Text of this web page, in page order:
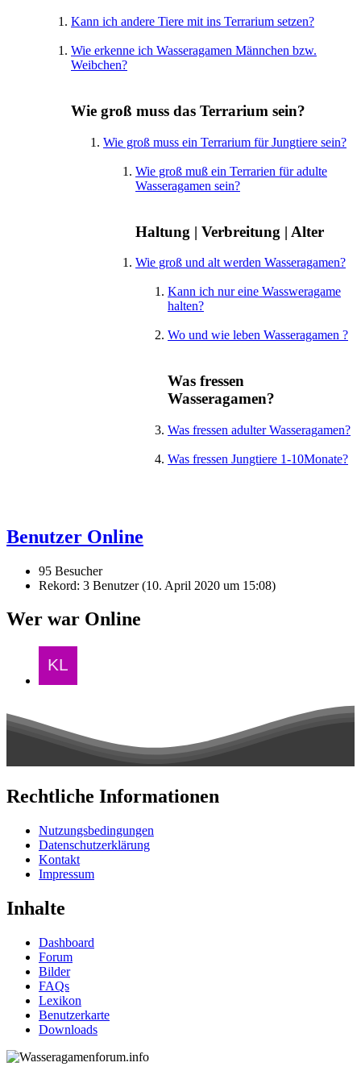
Kann ich andere Tiere mit ins Terrarium setzen?
Wie erkenne ich Wasseragamen Männchen bzw.
Weibchen?
Wie groß muss das Terrarium sein?
Wie groß muss ein Terrarium für Jungtiere sein?
Wie groß muß ein Terrarien für adulte
Wasseragamen sein?
Haltung | Verbreitung | Alter
Wie groß und alt werden Wasseragamen?
Kann ich nur eine Wassweragame
halten?
Wo und wie leben Wasseragamen ?
Was fressen
Wasseragamen?
Was fressen adulter Wasseragamen?
Was fressen Jungtiere 1-10Monate?
Benutzer Online
95 Besucher
Rekord: 3 Benutzer (10. April 2020 um 15:08)
Wer war Online
Rechtliche Informationen
Nutzungsbedingungen
Datenschutzerklärung
Kontakt
Impressum
Inhalte
Dashboard
Forum
Bilder
FAQs
Lexikon
Benutzerkarte
Downloads